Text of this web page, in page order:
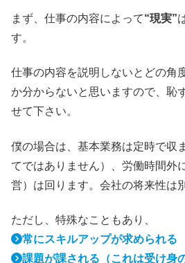
まず、仕事の内容によって“現実”
す。
仕事の内容を説明しないとどの角
か分からないと思いますので、恥
せて下さい。
僕の場合は、基本業務は定時で収
てではありません）、労働時間外
営）は回ります。会社の将来性は
ただし、特殊なこともあり、
常にスキルアップが求められる
課題が課される（これは受け身